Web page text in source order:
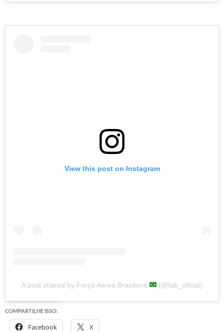
View this post on Instagram
A post shared by Força Aérea Brasileira (@fab_oficial)
COMPARTILHE ISSO:
Facebook X